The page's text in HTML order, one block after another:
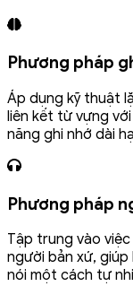
Phương pháp
Áp dụng kỹ thuật
liên kết từ vựng
năng ghi nhớ dài
Phương pháp
Tập trung vào
người bản xứ,
nói một cách tự